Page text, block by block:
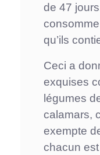
de 47
qu’ils
Ceci a
exquises
légumes
calamars,
exempte
chacun